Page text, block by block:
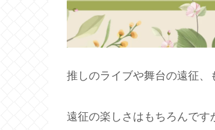
推しのライブや舞台の遠征、
遠征の楽しさはもちろんです